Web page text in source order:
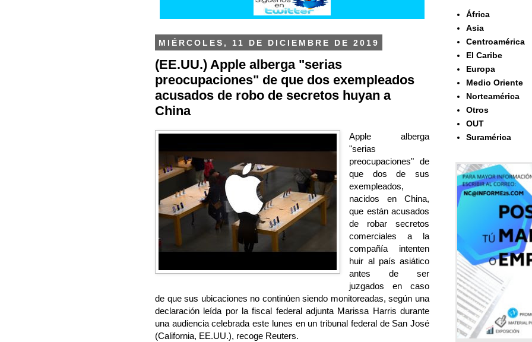
MIÉRCOLES, 11 DE DICIEMBRE DE 2019
(EE.UU.) Apple alberga "serias
preocupaciones" de que dos exempleados
acusados de robo de secretos huyan a
China
Apple alberga
"serias
preocupaciones" de
que dos de sus
exempleados,
nacidos en China,
que están acusados
de robar secretos
comerciales a la
compañía intenten
huir al país asiático
antes de ser
juzgados en caso
de que sus ubicaciones no continúen siendo monitoreadas, según una
declaración leída por la fiscal federal adjunta Marissa Harris durante
una audiencia celebrada este lunes en un tribunal federal de San José
(California, EE.UU.), recoge Reuters.
África
Asia
Centroamérica
El Caribe
Europa
Medio Oriente
Norteamérica
Otros
OUT
Suramérica